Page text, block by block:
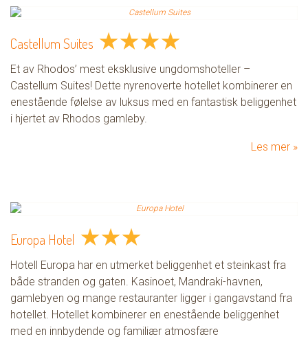
Castellum Suites ★★★★
Et av Rhodos’ mest eksklusive ungdomshoteller –
Castellum Suites! Dette nyrenoverte hotellet kombinerer en
enestående følelse av luksus med en fantastisk beliggenhet
i hjertet av Rhodos gamleby.
Les mer
Europa Hotel ★★★
Hotell Europa har en utmerket beliggenhet et steinkast fra
både stranden og gaten. Kasinoet, Mandraki-havnen,
gamlebyen og mange restauranter ligger i gangavstand fra
hotellet. Hotellet kombinerer en enestående beliggenhet
med en innbydende og familiær atmosfære